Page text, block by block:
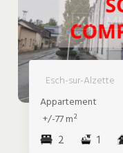
Esch-sur-Alzette
Appartement
+/-77 m²
2 1